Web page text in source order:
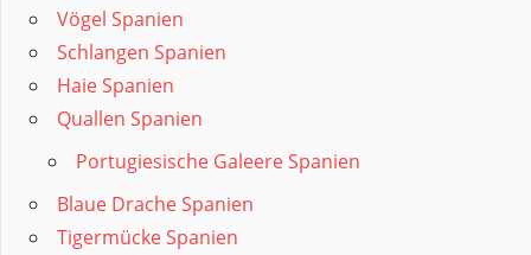
Vögel Spanien
Schlangen Spanien
Haie Spanien
Quallen Spanien
Portugiesische Galeere Spanien
Blaue Drache Spanien
Tigermücke Spanien